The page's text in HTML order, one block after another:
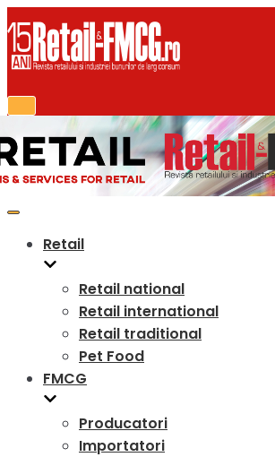
Toggle
Toggle
Retail
Retail national
Retail international
Retail traditional
Pet Food
FMCG
Producatori
Importatori